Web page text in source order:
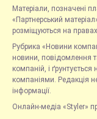
Матеріали, позначені
«Партнерський
розміщуються на
Рубрика «Новини
новини, повідомлення
компаній, і
компаніями. Редакція
інформації.
Онлайн-медіа «Styler»